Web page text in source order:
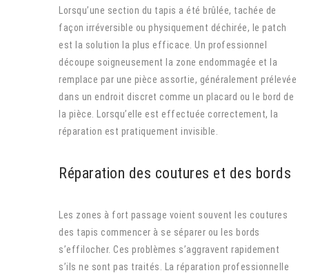
Lorsqu’une section du tapis a été brûlée, tachée de
façon irréversible ou physiquement déchirée, le patch
est la solution la plus efficace. Un professionnel
découpe soigneusement la zone endommagée et la
remplace par une pièce assortie, généralement prélevée
dans un endroit discret comme un placard ou le bord de
la pièce. Lorsqu’elle est effectuée correctement, la
réparation est pratiquement invisible.
Réparation des coutures et des bords
Les zones à fort passage voient souvent les coutures
des tapis commencer à se séparer ou les bords
s’effilocher. Ces problèmes s’aggravent rapidement
s’ils ne sont pas traités. La réparation professionnelle